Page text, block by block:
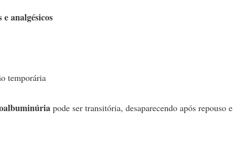
analgésicos
temporária
pode ser transitória, desaparecendo após repouso e